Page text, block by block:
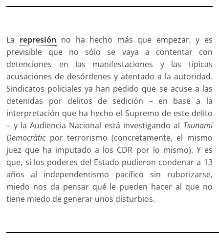
La represión no ha hecho más que empezar, y es
previsible que no sólo se vaya a contentar con
detenciones en las manifestaciones y las típicas
acusaciones de desórdenes y atentado a la autoridad.
Sindicatos policiales ya han pedido que se acuse a las
detenidas por delitos de sedición – en base a la
interpretación que ha hecho el Supremo de este delito
– y la Audiencia Nacional está investigando al Tsunami
Democràticpor terrorismo (concretamente, el mismo
juez que ha imputado a los CDR por lo mismo). Y es
que, si los poderes del Estado pudieron condenar a 13
años al independentismo pacífico sin ruborizarse,
miedo nos da pensar qué le pueden hacer al que no
tiene miedo de generar unos disturbios.